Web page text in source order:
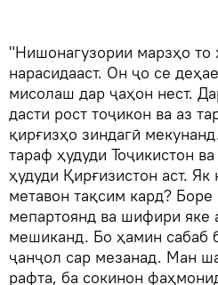
"Нишонагузории марзҳо то
нарасидааст. Он ҷо се
мисолаш дар ҷаҳон нест.
дасти рост тоҷикон ва аз
қирғизҳо зиндагӣ
тараф ҳудуди Тоҷикистон
ҳудуди Қирғизистон аст. Як
метавон тақсим кард? Боре
мепартоянд ва шифири яке
мешиканд. Бо ҳамин сабаб
ҷанҷол сар мезанад. Ман
рафта, ба сокинон